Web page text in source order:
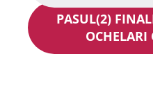
PASUL(2)
OCHELARI